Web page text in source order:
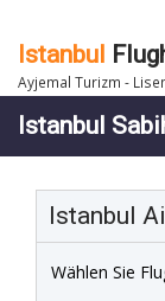
Istanbul
Ayjemal Turizm -
Istanbul
Istanbul
Wählen Sie